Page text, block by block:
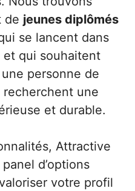
de jeunes diplômés
se lancent dans
qui souhaitent
personne de
recherchent une
et durable.
Attractive
d’options
votre profil